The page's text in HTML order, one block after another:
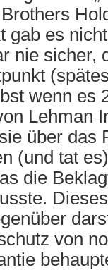
gab es
nie sicher,
wenn es
Lehman
über das
(und tat
die
von